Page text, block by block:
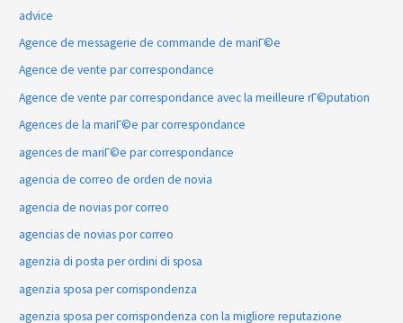
advice
Agence de messagerie de commande de mariГ©e
Agence de vente par correspondance
Agence de vente par correspondance avec la meilleure rГ©putation
Agences de la mariГ©e par correspondance
agences de mariГ©e par correspondance
agencia de correo de orden de novia
agencia de novias por correo
agencias de novias por correo
agenzia di posta per ordini di sposa
agenzia sposa per corrispondenza
agenzia sposa per corrispondenza con la migliore reputazione